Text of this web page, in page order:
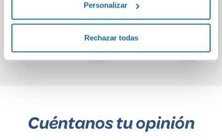
Personalizar
Rechazar todas
15,95€
antiaburrimiento
para fans felices!
9,95€
Cuéntanos tu opinión